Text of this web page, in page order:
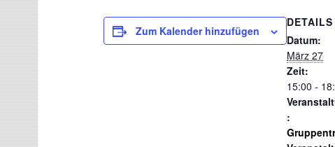
Zum Kalender hinzufügen
DETAILS
Datum:
März 27
Zeit:
15:00 -
: